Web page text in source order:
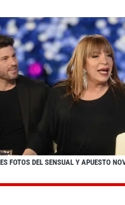
FOTOS DEL SENSUAL Y APUESTO